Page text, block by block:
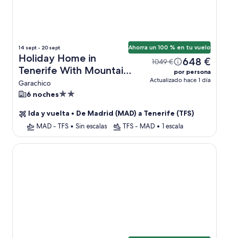
14 sept - 20 sept
Holiday Home in
Tenerife With Mountain
Views + vuelo
Garachico
Ahorra un 100 % en tu vuelo
1049 € 648 €
por persona
Actualizado hace 1 día
6 nochesAlojamiento
2.0 estrellas
Ida y vuelta • De Madrid (MAD) a Tenerife (TFS)
MAD - TFS • Sin escalas TFS - MAD • 1 escala
Holiday Home Los Silos Near Playa La Caleta